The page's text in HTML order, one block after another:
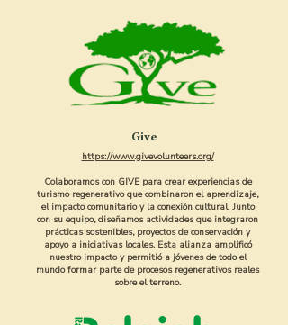
Give
https://www.givevolunteers.org/
Colaboramos con GIVE para crear experiencias de
turismo regenerativo que combinaron el aprendizaje,
el impacto comunitario y la conexión cultural. Junto
con su equipo, diseñamos actividades que integraron
prácticas sostenibles, proyectos de conservación y
apoyo a iniciativas locales. Esta alianza amplificó
nuestro impacto y permitió a jóvenes de todo el
mundo formar parte de procesos regenerativos reales
sobre el terreno.